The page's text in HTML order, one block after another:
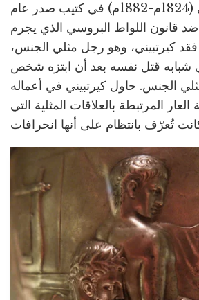
ماريا كيرتبيني (1824م-1882م) في كتيب صدر عام
ضد قانون اللواط البروسي الذي يجرم
فقد كيرتبيني، وهو رجل مثلي الجنس،
شبابه قتل نفسه بعد أن ابتزه شخص
الجنس. حاول كيرتبيني في أعماله
المرتبطة بالعلاقات المثلية التي